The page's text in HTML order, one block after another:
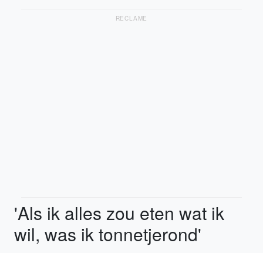
RECLAME
'Als ik alles zou eten wat ik
wil, was ik tonnetjerond'